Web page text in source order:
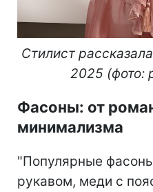
Стилист
2025 (фото:
Фасоны: от
минимализма
"Популярные
рукавом, меди с